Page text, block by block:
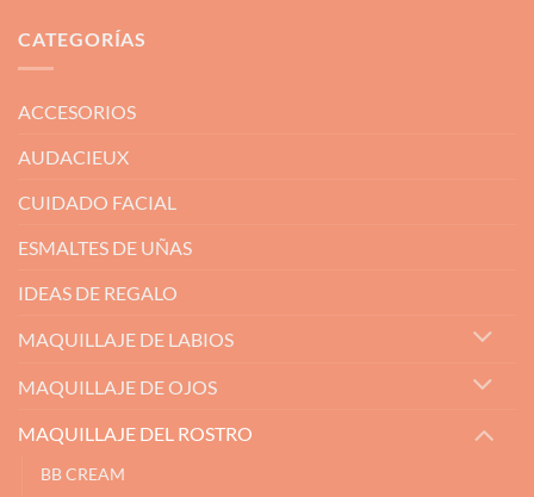
CATEGORÍAS
ACCESORIOS
AUDACIEUX
CUIDADO FACIAL
ESMALTES DE UÑAS
IDEAS DE REGALO
MAQUILLAJE DE LABIOS
MAQUILLAJE DE OJOS
MAQUILLAJE DEL ROSTRO
BB CREAM